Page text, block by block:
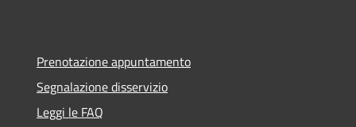
Prenotazione appuntamento
Segnalazione disservizio
Leggi le FAQ